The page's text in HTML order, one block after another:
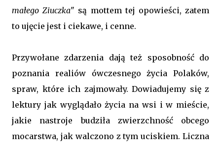
małego Ziuczka" są mottem tej opowieści, zatem
to ujęcie jest i ciekawe, i cenne.
Przywołane zdarzenia dają też sposobność do
poznania realiów ówczesnego życia Polaków,
spraw, które ich zajmowały. Dowiadujemy się z
lektury jak wyglądało życia na wsi i w mieście,
jakie nastroje budziła zwierzchność obcego
mocarstwa, jak walczono z tym uciskiem. Liczna